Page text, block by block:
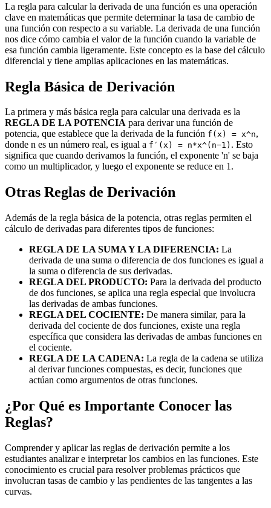
La regla para calcular la derivada de una función es una operación
clave en matemáticas que permite determinar la tasa de cambio de
una función con respecto a su variable. La derivada de una función
nos dice cómo cambia el valor de la función cuando la variable de
esa función cambia ligeramente. Este concepto es la base del cálculo
diferencial y tiene amplias aplicaciones en las matemáticas.
Regla Básica de Derivación
La primera y más básica regla para calcular una derivada es la
REGLA DE LA POTENCIA para derivar una función de
potencia, que establece que la derivada de la función f(x) = x^n,
donde n es un número real, es igual a f′(x) = n*x^(n−1) . Esto
significa que cuando derivamos la función, el exponente 'n' se baja
como un multiplicador, y luego el exponente se reduce en 1.
Otras Reglas de Derivación
Además de la regla básica de la potencia, otras reglas permiten el
cálculo de derivadas para diferentes tipos de funciones:
REGLA DE LA SUMA Y LA DIFERENCIA: La
derivada de una suma o diferencia de dos funciones es igual a
la suma o diferencia de sus derivadas.
REGLA DEL PRODUCTO: Para la derivada del producto
de dos funciones, se aplica una regla especial que involucra
las derivadas de ambas funciones.
REGLA DEL COCIENTE: De manera similar, para la
derivada del cociente de dos funciones, existe una regla
específica que considera las derivadas de ambas funciones en
el cociente.
REGLA DE LA CADENA: La regla de la cadena se utiliza
al derivar funciones compuestas, es decir, funciones que
actúan como argumentos de otras funciones.
¿Por Qué es Importante Conocer las
Reglas?
Comprender y aplicar las reglas de derivación permite a los
estudiantes analizar e interpretar los cambios en las funciones. Este
conocimiento es crucial para resolver problemas prácticos que
involucran tasas de cambio y las pendientes de las tangentes a las
curvas.